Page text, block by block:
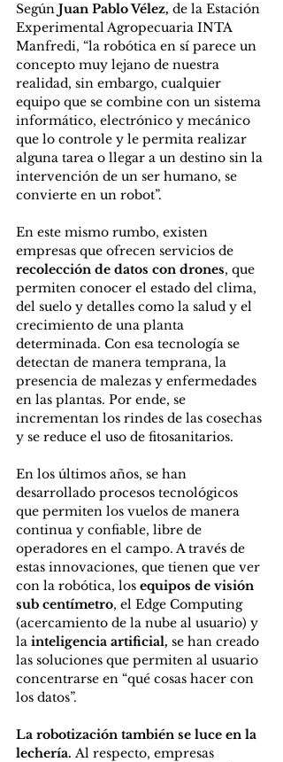
Según Juan Pablo Vélez, de la Estación
Experimental Agropecuaria INTA
Manfredi, “la robótica en sí parece un
concepto muy lejano de nuestra
realidad, sin embargo, cualquier
equipo que se combine con un sistema
informático, electrónico y mecánico
que lo controle y le permita realizar
alguna tarea o llegar a un destino sin la
intervención de un ser humano, se
convierte en un robot”.
En este mismo rumbo, existen
empresas que ofrecen servicios de
recolección de datos con drones, que
permiten conocer el estado del clima,
del suelo y detalles como la salud y el
crecimiento de una planta
determinada. Con esa tecnología se
detectan de manera temprana, la
presencia de malezas y enfermedades
en las plantas. Por ende, se
incrementan los rindes de las cosechas
y se reduce el uso de fitosanitarios.
En los últimos años, se han
desarrollado procesos tecnológicos
que permiten los vuelos de manera
continua y confiable, libre de
operadores en el campo. A través de
estas innovaciones, que tienen que ver
con la robótica, los equipos de visión
sub centímetro, el Edge Computing
(acercamiento de la nube al usuario) y
la inteligencia artificial, se han creado
las soluciones que permiten al usuario
concentrarse en “qué cosas hacer con
los datos”.
La robotización también se luce en la
lechería. Al respecto, empresas